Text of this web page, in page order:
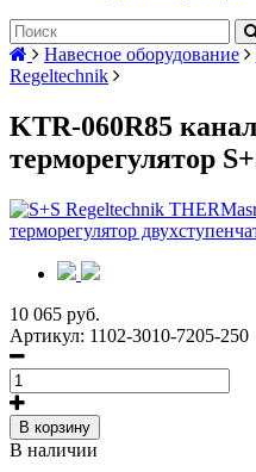
Навесное оборудование
Regeltechnik
KTR-060R85
терморегулятор
10 065 руб.
Артикул: 1102-3010-7205-250
В корзину
В наличии